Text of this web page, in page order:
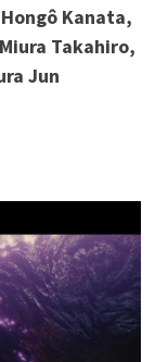
Kanata,
Takahiro,
Jun